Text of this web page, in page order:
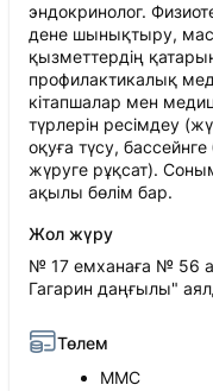
эндокринолог.
дене шынықтыру,
қызметтердің
профилактикалық
кітапшалар мен
түрлерін ресімдеу
оқуға түсу,
жүруге рұқсат).
ақылы бөлім бар.
Жол жүру
№ 17 емханаға № 56
Гагарин даңғылы"
Төлем
ММС